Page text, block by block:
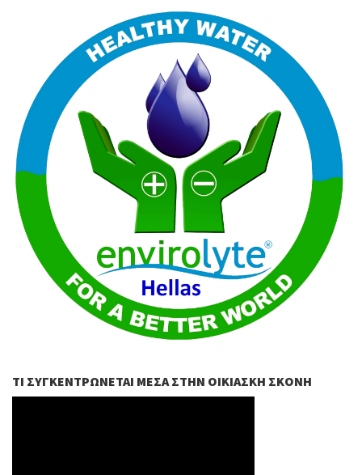
ΤΙ ΣΥΓΚΕΝΤΡΏΝΕΤΑΙ ΜΈΣΑ ΣΤΗΝ ΟΙΚΙΑΣΚΉ ΣΚΌΝΗ